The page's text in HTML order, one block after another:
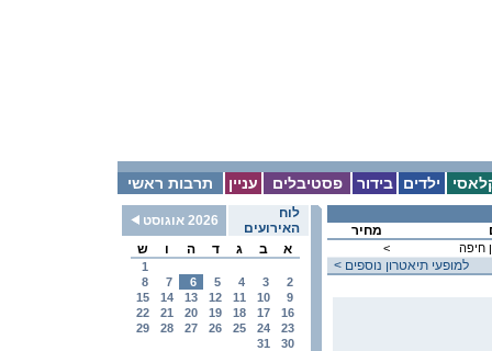
תרבות ראשי עניין פסטיבלים בידור ילדים
לוח
האירועים
2026 אוגוסט
א
ב ג ד ה ו ש
1
2
3
4
5
6
7
8
9
10
11
12
13
14
15
16
17
18
19
20
21
22
23
24
25
26
27
28
29
30
31
מחיר
< חיפה
< למופעי תיאטרון נוספים